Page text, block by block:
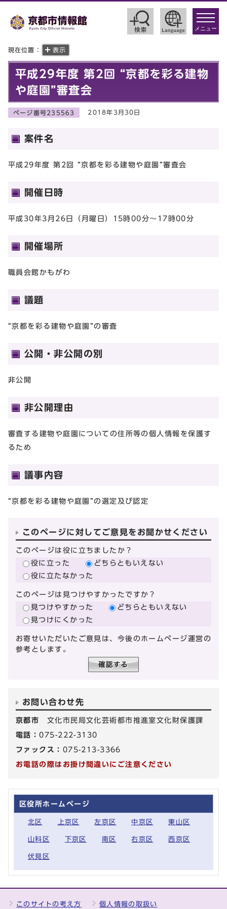
toggle
メニュー
現在位置： 表示
平成29年度 第2回 “京都を彩る建物
や庭園”審査会
ページ番号235563 2018年3月30日
案件名
平成29年度 第2回 “京都を彩る建物や庭園”審査会
開催日時
平成30年3月26日（月曜日）15時00分～17時00分
開催場所
職員会館かもがわ
議題
“京都を彩る建物や庭園”の審査
公開・非公開の別
非公開
非公開理由
審査する建物や庭園についての住所等の個人情報を保護す
るため
議事内容
“京都を彩る建物や庭園”の選定及び認定
このページに対してご意見をお聞かせください
このページは役に立ちましたか？
役に立った
どちらともいえない
役に立たなかった
このページは見つけやすかったですか？
見つけやすかった
どちらともいえない
見つけにくかった
お寄せいただいたご意見は、今後のホームページ運営の
参考とします。
お問い合わせ先
京都市 文化市民局文化芸術都市推進室文化財保護課
電話：075-222-3130
ファックス： 075-213-3366
お電話の際はお掛け間違いにご注意ください
区役所ホームページ
北区 上京区 左京区 中京区 東山区
山科区 下京区 南区 右京区 西京区
伏見区
このサイトの考え方 個人情報の取扱い